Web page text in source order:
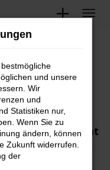
Brenk
vereint
Meisterleistung der
und unsere
Wir
und
Statistiken nur,
Wenn Sie zu
ändern, können
Zukunft widerrufen.
der